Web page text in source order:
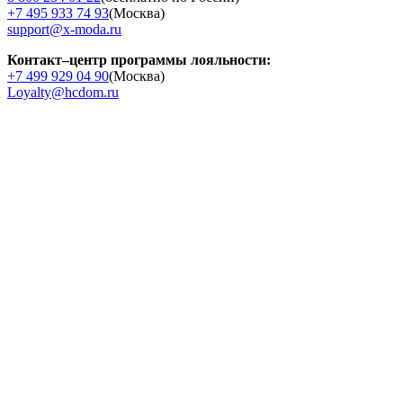
+7 495 933 74 93(Москва)
support@x-moda.ru
Контакт–центр программы лояльности:
+7 499 929 04 90(Москва)
Loyalty@hcdom.ru